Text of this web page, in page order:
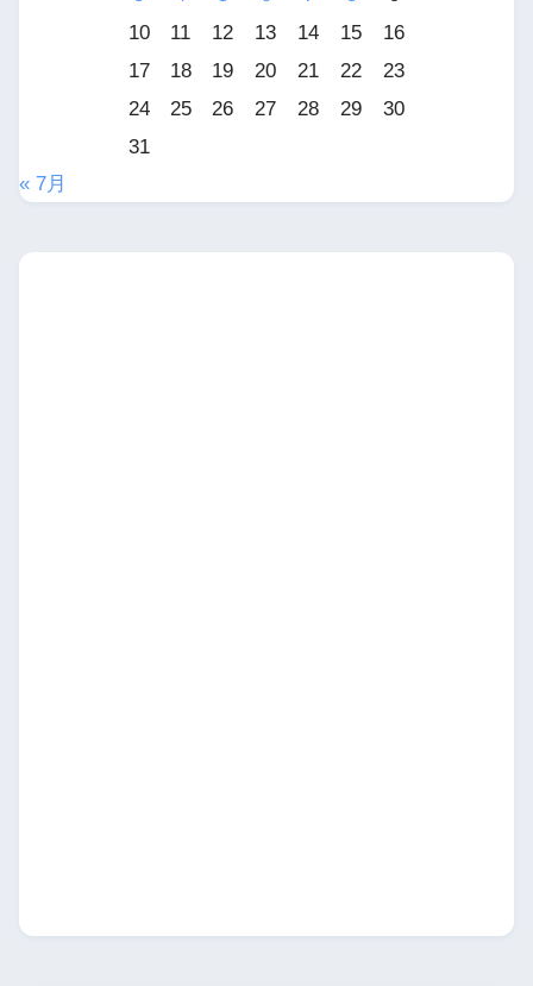
10
11 12 13 14 15
16
17
18 19 20 21 22
23
24
25 26 27 28 29
30
31
« 7月